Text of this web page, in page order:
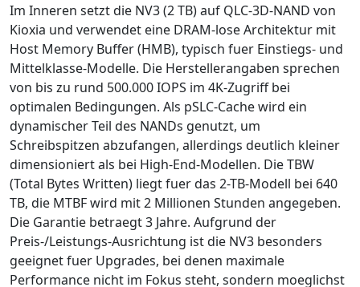
Im Inneren setzt die NV3 (2 TB) auf QLC-3D-NAND von
Kioxia und verwendet eine DRAM-lose Architektur mit
Host Memory Buffer (HMB), typisch fuer Einstiegs- und
Mittelklasse-Modelle. Die Herstellerangaben sprechen
von bis zu rund 500.000 IOPS im 4K-Zugriff bei
optimalen Bedingungen. Als pSLC-Cache wird ein
dynamischer Teil des NANDs genutzt, um
Schreibspitzen abzufangen, allerdings deutlich kleiner
dimensioniert als bei High-End-Modellen. Die TBW
(Total Bytes Written) liegt fuer das 2-TB-Modell bei 640
TB, die MTBF wird mit 2 Millionen Stunden angegeben.
Die Garantie betraegt 3 Jahre. Aufgrund der
Preis-/Leistungs-Ausrichtung ist die NV3 besonders
geeignet fuer Upgrades, bei denen maximale
Performance nicht im Fokus steht, sondern moeglichst